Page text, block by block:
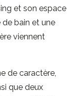
et son espace
de bain et une
viennent
de caractère,
que deux